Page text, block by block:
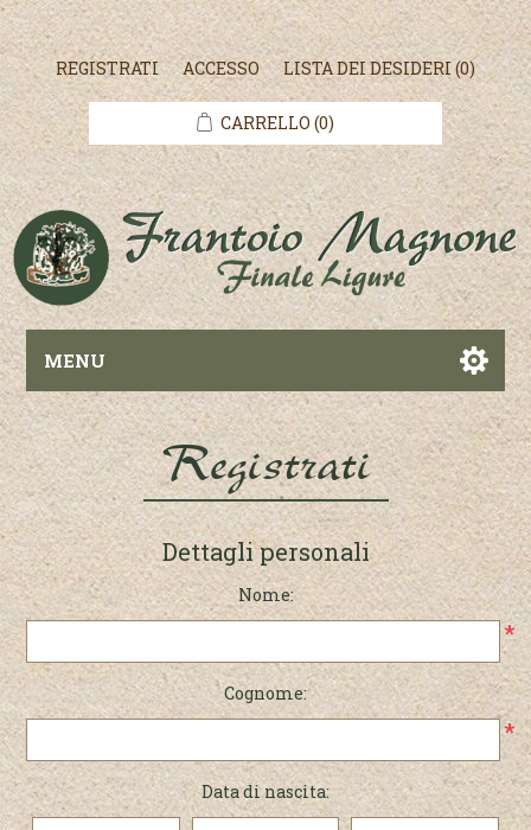
REGISTRATI ACCESSO LISTA DEI DESIDERI(0)
CARRELLO (0)
MENU
Registrati
Dettagli personali
Nome:
*
Cognome:
*
Data di nascita: